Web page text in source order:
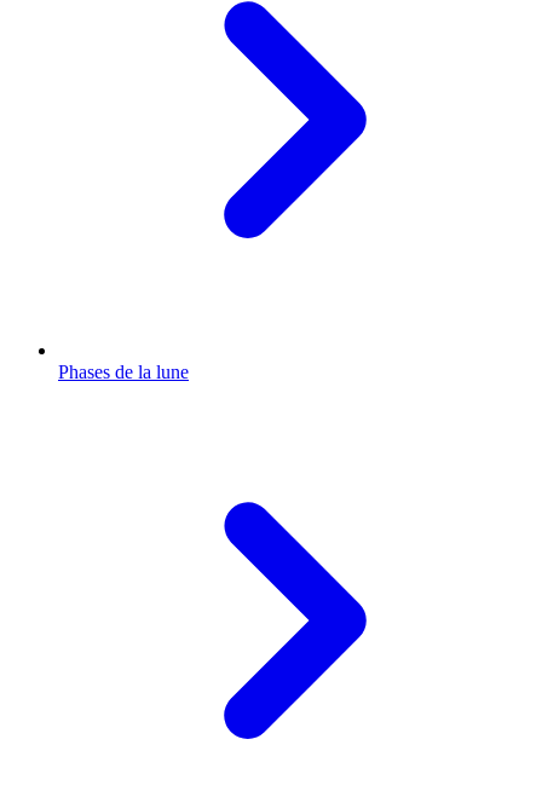
Phases de la lune